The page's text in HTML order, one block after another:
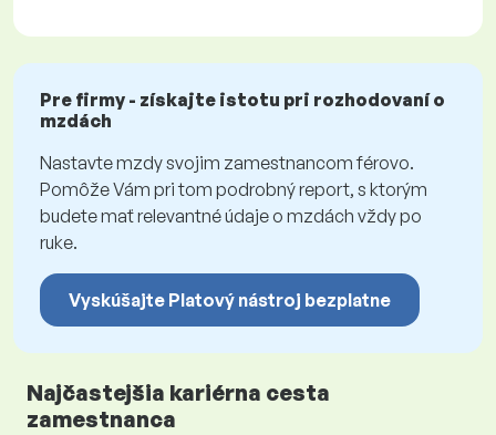
Pre firmy - získajte istotu pri rozhodovaní o
mzdách
Nastavte mzdy svojim zamestnancom férovo.
Pomôže Vám pri tom podrobný report, s ktorým
budete mať relevantné údaje o mzdách vždy po
ruke.
Vyskúšajte Platový nástroj bezplatne
Najčastejšia kariérna cesta
zamestnanca